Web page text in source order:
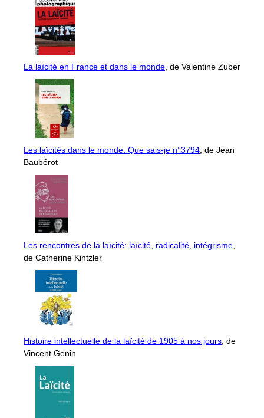
La laïcité en France et dans le monde , de Valentine Zuber
Les laïcités dans le monde. Que sais-je n°3794 , de Jean
Baubérot
Les rencontres de la laïcité: laïcité, radicalité, intégrisme
de Catherine Kintzler
Histoire intellectuelle de la laïcité de 1905 à nos jours , de
Vincent Genin